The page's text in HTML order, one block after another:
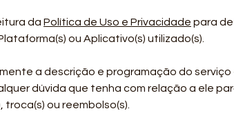
da Política de Uso e Privacidade para
ou Aplicativo(s) utilizado(s).
a descrição e programação do
dúvida que tenha com relação a ele
ou reembolso(s).